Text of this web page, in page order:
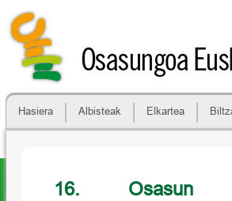
Osasungoa
Hasiera Albisteak Elkartea
16. Osasun